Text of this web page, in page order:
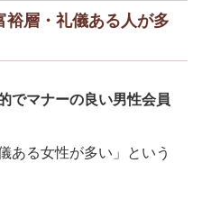
層・礼儀ある人が多
でマナーの良い男性会員
ある女性が多い」という